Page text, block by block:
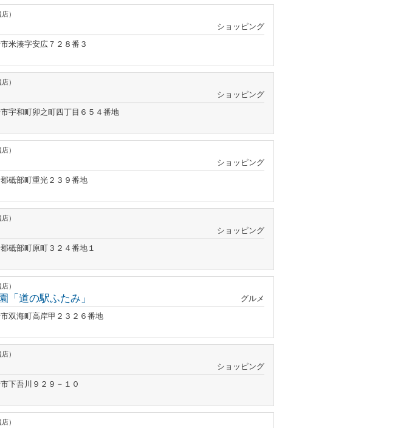
）
ショッピング
米湊字安広７２８番３
）
ショッピング
宇和町卯之町四丁目６５４番地
）
ショッピング
砥部町重光２３９番地
）
ショッピング
砥部町原町３２４番地１
）
「道の駅ふたみ」
グルメ
双海町高岸甲２３２６番地
）
ショッピング
下吾川９２９－１０
）